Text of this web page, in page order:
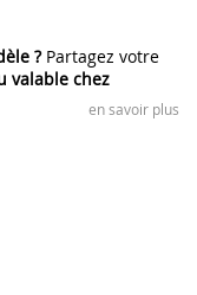
?Partagez votre
valable chez
en savoir plus